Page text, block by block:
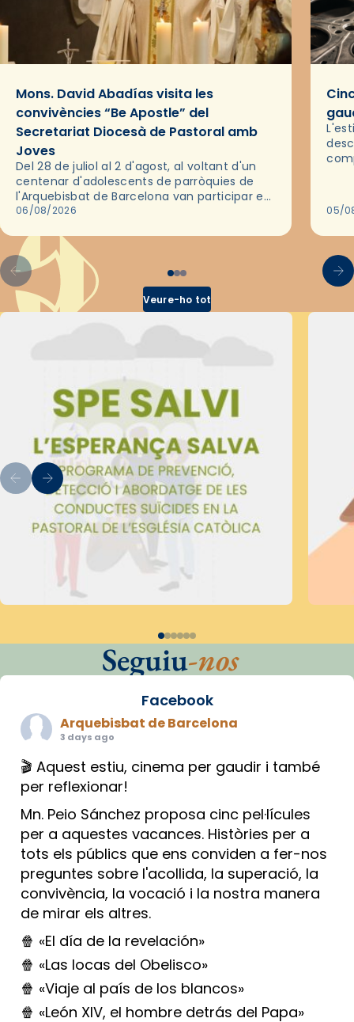
Mons. David Abadías visita les
convivències “Be Apostle” del
Secretariat Diocesà de Pastoral amb
Joves
Del 28 de juliol al 2 d'agost, al voltant d'un
centenar d'adolescents de parròquies de
l'Arquebisbat de Barcelona van participar en
les convivències Be Apostle, organitzades
06/08/2026 05/
Veure-ho tot
Seguiu-nos
Facebook
Arquebisbat de Barcelona
3 days ago
🎬 Aquest estiu, cinema per gaudir i també
per reflexionar!
Mn. Peio Sánchez proposa cinc pel·lícules
per a aquestes vacances. Històries per a
tots els públics que ens conviden a fer-nos
preguntes sobre l'acollida, la superació, la
convivència, la vocació i la nostra manera
de mirar els altres.
🍿 «El día de la revelación»
🍿 «Las locas del Obelisco»
🍿 «Viaje al país de los blancos»
🍿 «León XIV, el hombre detrás del Papa»